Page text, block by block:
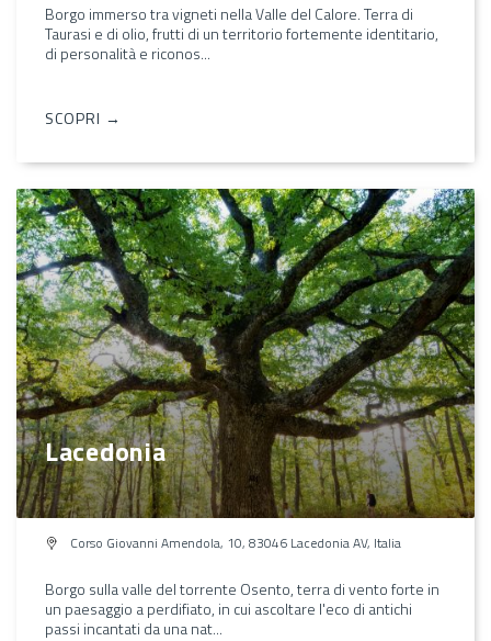
Borgo immerso tra vigneti nella Valle del Calore. Terra di
Taurasi e di olio, frutti di un territorio fortemente identitario,
di personalità e riconos...
SCOPRI →
Lacedonia
Corso Giovanni Amendola, 10, 83046 Lacedonia AV, Italia
Borgo sulla valle del torrente Osento, terra di vento forte in
un paesaggio a perdifiato, in cui ascoltare l'eco di antichi
passi incantati da una nat...